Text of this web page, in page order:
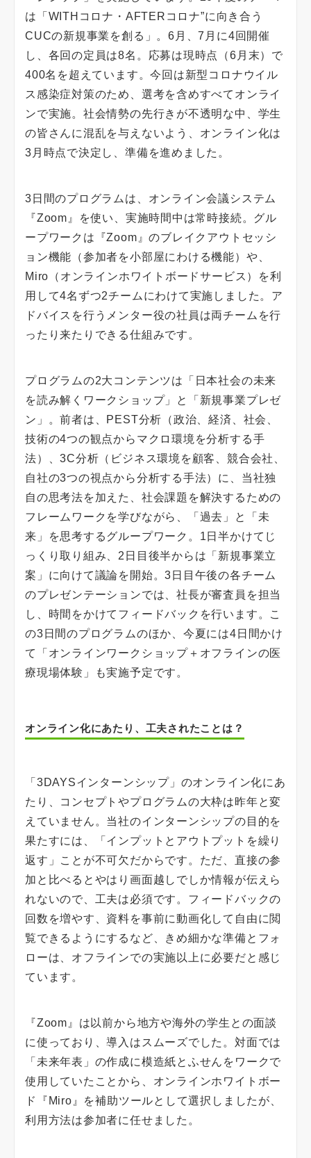
は「WITHコロナ・AFTERコロナ”に向き合う
CUCの新規事業を創る」。6月、7月に4回開催
し、各回の定員は8名。応募は現時点（6月末）で
400名を超えています。今回は新型コロナウイル
ス感染症対策のため、選考を含めすべてオンライ
ンで実施。社会情勢の先行きが不透明な中、学生
の皆さんに混乱を与えないよう、オンライン化は
3月時点で決定し、準備を進めました。
3日間のプログラムは、オンライン会議システム
『Zoom』を使い、実施時間中は常時接続。グル
ープワークは『Zoom』のブレイクアウトセッシ
ョン機能（参加者を小部屋にわける機能）や、
Miro（オンラインホワイトボードサービス）を利
用して4名ずつ2チームにわけて実施しました。ア
ドバイスを行うメンター役の社員は両チームを行
ったり来たりできる仕組みです。
プログラムの2大コンテンツは「日本社会の未来
を読み解くワークショップ」と「新規事業プレゼ
ン」。前者は、PEST分析（政治、経済、社会、
技術の4つの観点からマクロ環境を分析する手
法）、3C分析（ビジネス環境を顧客、競合会社、
自社の3つの視点から分析する手法）に、当社独
自の思考法を加えた、社会課題を解決するための
フレームワークを学びながら、「過去」と「未
来」を思考するグループワーク。1日半かけてじ
っくり取り組み、2日目後半からは「新規事業立
案」に向けて議論を開始。3日目午後の各チーム
のプレゼンテーションでは、社長が審査員を担当
し、時間をかけてフィードバックを行います。こ
の3日間のプログラムのほか、今夏には4日間かけ
て「オンラインワークショップ＋オフラインの医
療現場体験」も実施予定です。
オンライン化にあたり、工夫されたことは？
「3DAYSインターンシップ」のオンライン化にあ
たり、コンセプトやプログラムの大枠は昨年と変
えていません。当社のインターンシップの目的を
果たすには、「インプットとアウトプットを繰り
返す」ことが不可欠だからです。ただ、直接の参
加と比べるとやはり画面越しでしか情報が伝えら
れないので、工夫は必須です。フィードバックの
回数を増やす、資料を事前に動画化して自由に閲
覧できるようにするなど、きめ細かな準備とフォ
ローは、オフラインでの実施以上に必要だと感じ
ています。
『Zoom』は以前から地方や海外の学生との面談
に使っており、導入はスムーズでした。対面では
「未来年表」の作成に模造紙とふせんをワークで
使用していたことから、オンラインホワイトボー
ド『Miro』を補助ツールとして選択しましたが、
利用方法は参加者に任せました。